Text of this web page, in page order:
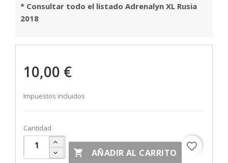
* Consultar todo el listado Adrenalyn XL Rusia
2018
10,00 €
Impuestos incluidos
Cantidad
 AÑADIR AL CARRITO
favorite_border